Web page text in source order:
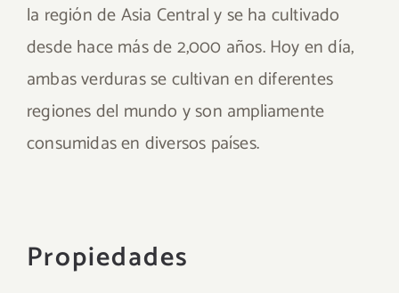
la región de Asia Central y se ha cultivado
desde hace más de 2,000 años. Hoy en día,
ambas verduras se cultivan en diferentes
regiones del mundo y son ampliamente
consumidas en diversos países.
Propiedades